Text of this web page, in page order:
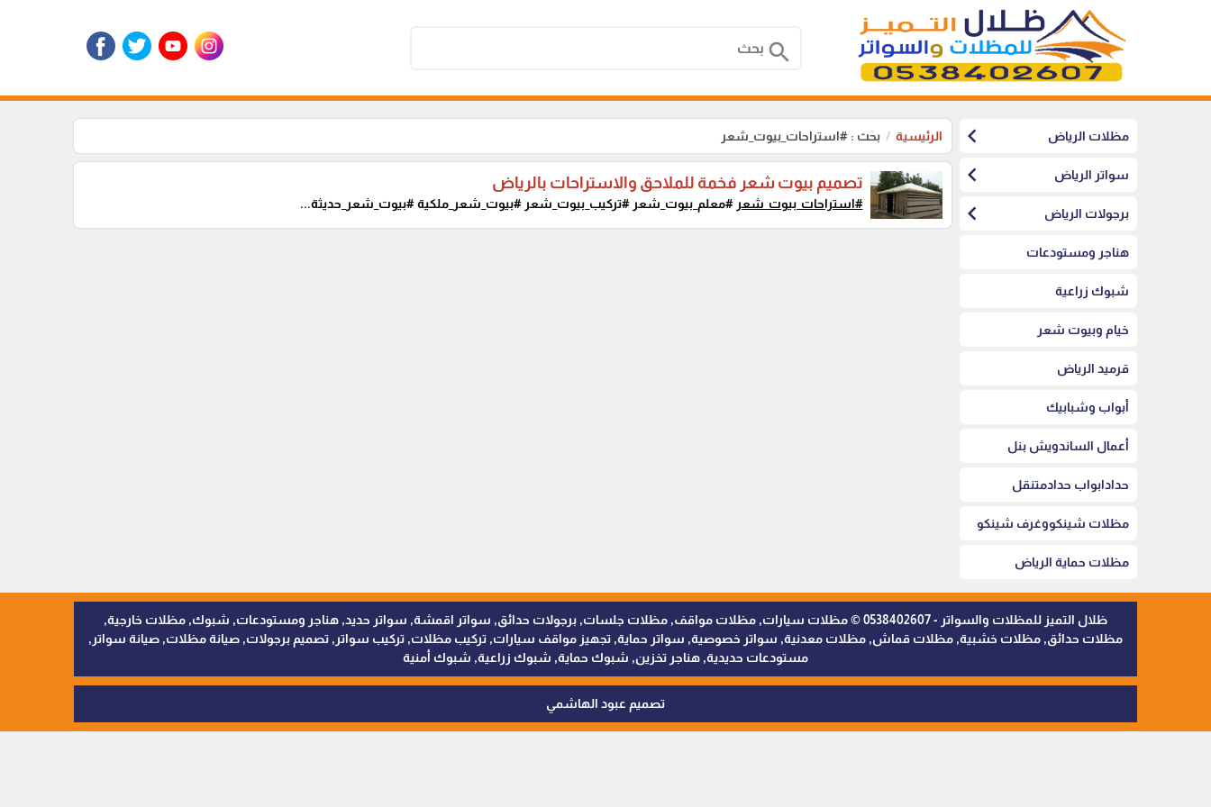
search
مظلات الرياض chevron_left
سواتر الرياض chevron_left
برجولات الرياض chevron_left
هناجر ومستودعات
شبوك زراعية
خيام وبيوت شعر
قرميد الرياض
أبواب وشبابيك
أعمال الساندويش بنل
حدادابواب حدادمتنقل
مظلات شينكووغرف شينكو
مظلات حماية الرياض
الرئيسية بحث : #استراحات_بيوت_شعر
تصميم بيوت شعر فخمة للملاحق والاستراحات بالرياض
#استراحات_بيوت_شعر #معلم_بيوت_شعر #تركيب_بيوت_شعر #بيوت_شعر_ملكية #بيوت_شعر_حديثة...
ظلال التميز للمظلات والسواتر - 0538402607 © مظلات سيارات, مظلات مواقف, مظلات جلسات, برجولات حدائق, سواتر اقمشة, سواتر حديد, هناجر ومستودعات, شبوك, مظلات خارجية,
مظلات حدائق, مظلات خشبية, مظلات قماش, مظلات معدنية, سواتر خصوصية, سواتر حماية, تجهيز مواقف سيارات, تركيب مظلات, تركيب سواتر, تصميم برجولات, صيانة مظلات, صيانة سواتر,
مستودعات حديدية, هناجر تخزين, شبوك حماية, شبوك زراعية, شبوك أمنية
تصميم عبود الهاشمي